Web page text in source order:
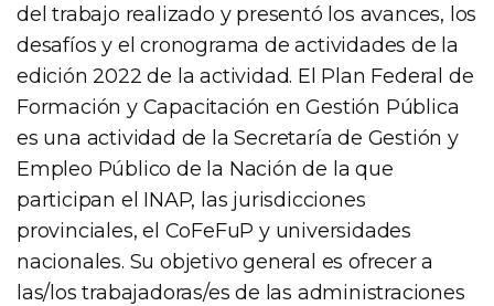
del trabajo realizado y presentó los avances, los
desafíos y el cronograma de actividades de la
edición 2022 de la actividad. El Plan Federal de
Formación y Capacitación en Gestión Pública
es una actividad de la Secretaría de Gestión y
Empleo Público de la Nación de la que
participan el INAP, las jurisdicciones
provinciales, el CoFeFuP y universidades
nacionales. Su objetivo general es ofrecer a
las/los trabajadoras/es de las administraciones